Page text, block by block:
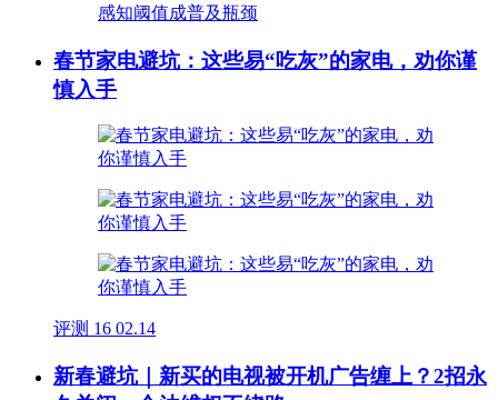
春节家电避坑：这些易“吃灰”的家电，劝你谨
慎入手
评测 16 02.14
新春避坑｜新买的电视被开机广告缠上？2招永